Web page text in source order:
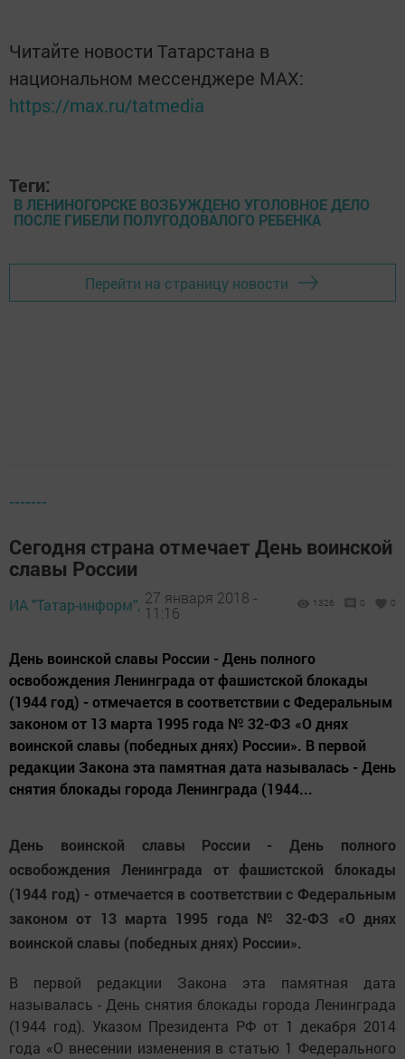
Читайте новости Татарстана в
национальном мессенджере MАХ:
https://max.ru/tatmedia
Теги:
В ЛЕНИНОГОРСКЕ ВОЗБУЖДЕНО УГОЛОВНОЕ ДЕЛО
ПОСЛЕ ГИБЕЛИ ПОЛУГОДОВАЛОГО РЕБЕНКА
Перейти на страницу новости
-------
Сегодня страна отмечает День воинской
славы России
ИА "Татар-информ", 27 января 2018 -
11:16
1326 0 0
День воинской славы России - День полного
освобождения Ленинграда от фашистской блокады
(1944 год) - отмечается в соответствии с Федеральным
законом от 13 марта 1995 года № 32-ФЗ «О днях
воинской славы (победных днях) России». В первой
редакции Закона эта памятная дата называлась - День
снятия блокады города Ленинграда (1944...
День воинской славы России - День полного
освобождения Ленинграда от фашистской блокады
(1944 год) - отмечается в соответствии с Федеральным
законом от 13 марта 1995 года № 32-ФЗ «О днях
воинской славы (победных днях) России».
В первой редакции Закона эта памятная дата
называлась - День снятия блокады города Ленинграда
(1944 год). Указом Президента РФ от 1 декабря 2014
года «О внесении изменения в статью 1 Федерального